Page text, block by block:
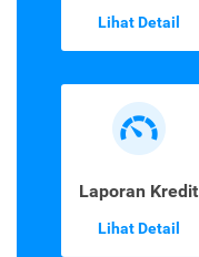
Lihat Detail
Laporan Kredit
Lihat Detail